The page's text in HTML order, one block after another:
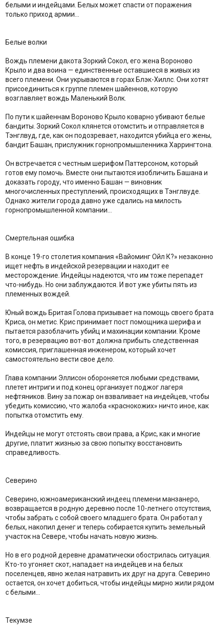
белыми и индейцами. Белых может спасти от поражения
только приход армии…
Белые волки
Вождь племени дакота Зоркий Сокол, его жена Вороново
Крыло и два воина — единственные оставшиеся в живых из
всего племени. Они укрываются в горах Блэк-Хиллс. Они хотят
присоединиться к группе племен шайеннов, которую
возглавляет вождь Маленький Волк.
По пути к шайеннам Вороново Крыло коварно убивают белые
бандиты. Зоркий Сокол клянется отомстить и отправляется в
Тэнглвуд, где, как он подозревает, находится убийца его жены,
бандит Башан, прислужник горнопромышленника Харрингтона.
Он встречается с честным шерифом Паттерсоном, который
готов ему помочь. Вместе они пытаются изобличить Башана и
доказать городу, что именно Башан — виновник
многочисленных преступлений, происходящих в Тэнглвуде.
Однако жители города давно уже сдались на милость
горнопромышленной компании…
Смертельная ошибка
В конце 19-го столетия компания «Вайоминг Ойл К?» незаконно
ищет нефть в индейской резервации и находит ее
месторождение. Индейцы надеются, что им тоже перепадет
что-нибудь. Но они заблуждаются. И вот уже убиты пять из
племенных вождей.
Юный вождь Бритая Голова призывает на помощь своего брата
Криса, он метис. Крис принимает пост помощника шерифа и
пытается разоблачить убийц и махинации компании. Кроме
того, в резервацию вот-вот должна прибыть следственная
комиссия, приглашенная инженером, который хочет
самостоятельно вести свое дело.
Глава компании Эллисон обороняется любыми средствами,
плетет интриги и под конец организует поджог лагеря
нефтяников. Вину за пожар он взваливает на индейцев, чтобы
убедить комиссию, что жалоба «краснокожих» ничто иное, как
попытка отомстить ему.
Индейцы не могут отстоять свои права, а Крис, как и многие
другие, платит жизнью за свою попытку восстановить
справедливость.
Северино
Северино, южноамериканский индеец племени манзанеро,
возвращается в родную деревню после 10-летнего отсутствия,
чтобы забрать с собой своего младшего брата. Он работал у
белых, накопил денег и теперь собирается купить земельный
участок на Севере, чтобы начать новую жизнь.
Но в его родной деревне драматически обострилась ситуация.
Кто-то угоняет скот, нападает на индейцев и на белых
поселенцев, явно желая натравить их друг на друга. Северино
остается, он хочет добиться, чтобы индейцы мирно жили рядом
с белыми…
Текумзе